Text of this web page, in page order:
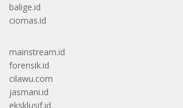
balige.id
ciomas.id
mainstream.id
forensik.id
cilawu.com
jasmani.id
eksklusif.id